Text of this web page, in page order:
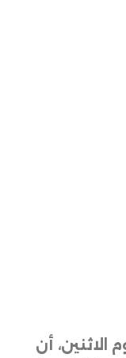
الاثنين، أن